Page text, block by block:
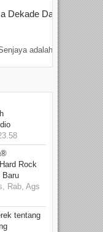
Dekade Dalam
adalah...
Rock
Baru
Rab, Ags
tentang